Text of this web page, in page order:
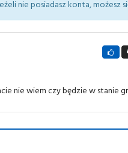
nie posiadasz konta, możesz
nie wiem czy będzie w stanie